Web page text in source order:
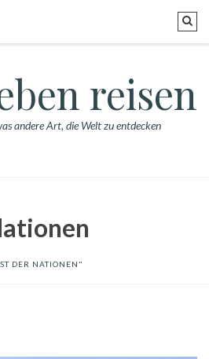
reisen
andere Art, die Welt zu entdecken
DER NATIONEN"